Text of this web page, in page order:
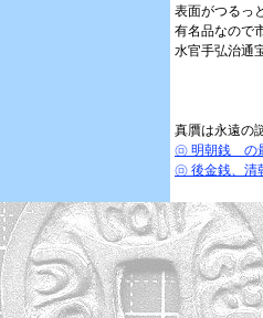
表面がつるっ
有名品なので
水官手弘治通
真贋は永遠の謎
㋺ 明朝銭 の
㋺ 後金銭、